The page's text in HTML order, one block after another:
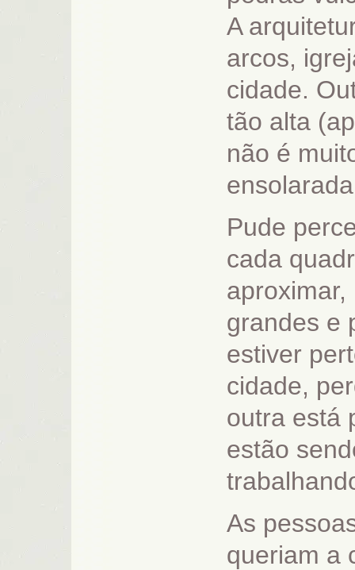
A
arcos,
cidade.
tão alta
não é
Pude
cada
grandes e
estiver
cidade,
outra está
estão
As
queriam a